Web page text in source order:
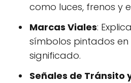
como luces, frenos y
Marcas Viales:
símbolos pintados
significado.
Señales de Tránsito